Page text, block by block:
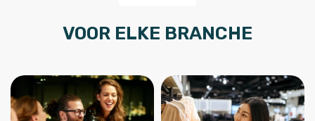
VOOR ELKE BRANCHE